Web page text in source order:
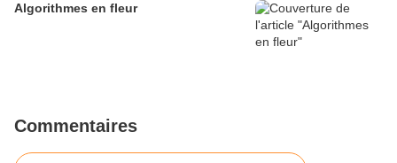
Algorithmes en fleur
Commentaires